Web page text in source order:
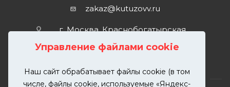
Управление файлами cookie
Наш сайт обрабатывает файлы cookie (в том
числе, файлы cookie, используемые «Яндекс-
zakaz@kutuzovv.ru
г. Москва, Краснобогатырская